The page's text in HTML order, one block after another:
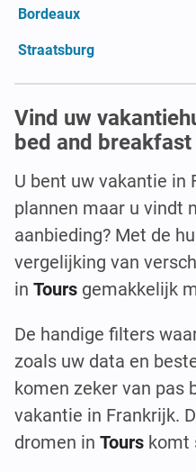
Bordeaux
Straatsburg
Vind uw
bed and
U bent uw vakantie in
plannen maar u vindt
aanbieding? Met de
vergelijking van
in Tours gemakkelijk
De handige filters
zoals uw data en
komen zeker van pas
vakantie in Frankrijk.
dromen in Tours komt